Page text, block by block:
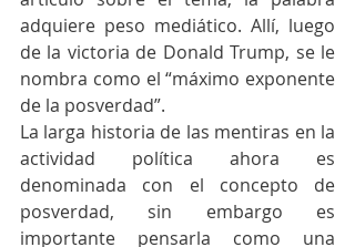
adquiere peso mediático. Allí, luego
de la victoria de Donald Trump, se le
nombra como el “máximo exponente
de la posverdad”.
La larga historia de las mentiras en la
actividad política ahora es
denominada con el concepto de
posverdad, sin embargo es
importante pensarla como una